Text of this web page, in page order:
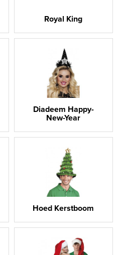
Royal King
Diadeem Happy-
New-Year
Hoed Kerstboom